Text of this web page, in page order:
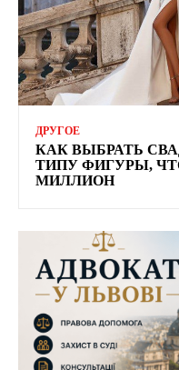
ДРУГОЕ
КАК ВЫБРАТЬ
ТИПУ ФИГУРЫ,
МИЛЛИОН